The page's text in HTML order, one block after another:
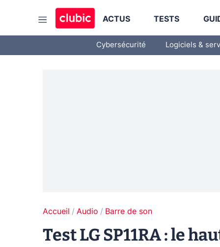
ACTUS TESTS
Cybersécurité Logiciels &
Accueil Audio Barre de son
Test LG SP11RA : le